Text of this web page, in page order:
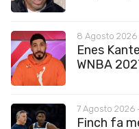
8 Agosto 2026
Enes
WNBA
7 Agosto 2026
Finch fa